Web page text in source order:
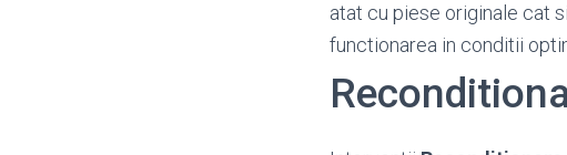
atat cu piese originale cat
functionarea in conditii